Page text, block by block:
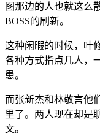
图那边的人也就这么
BOSS的刷新。
这种闲暇的时候，叶
各种方式指点几人，
患。
而张新杰和林敬言他
里了。两人现在却是
文。